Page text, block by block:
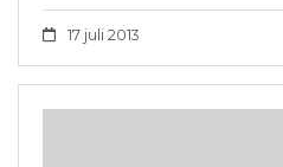
17 juli 2013